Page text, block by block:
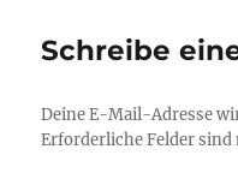
Schreibe
Deine E-Mail-Adresse
Erforderliche Felder sind